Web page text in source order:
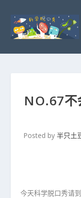
NO.67不
Posted by 半只土
今天科学脱口秀请